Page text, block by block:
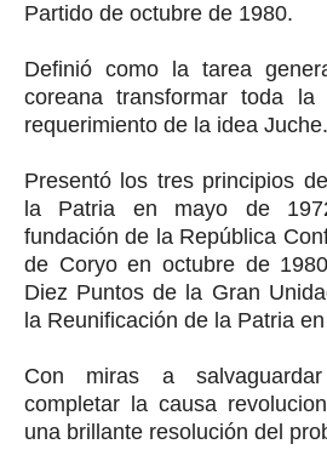
Partido de octubre de 1980.
Definió como la tarea
coreana transformar toda la
requerimiento de la idea Juche.
Presentó los tres principios
la Patria en mayo de
fundación de la República
de Coryo en octubre de
Diez Puntos de la Gran
la Reunificación de la Patria
Con miras a
completar la causa
una brillante resolución del